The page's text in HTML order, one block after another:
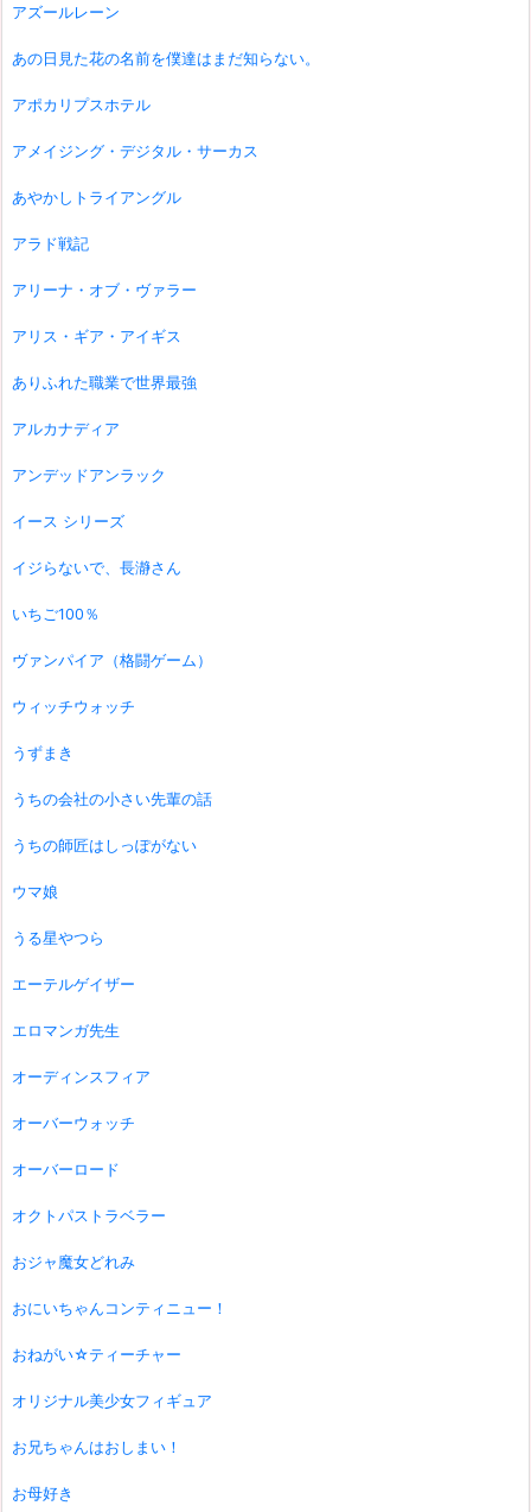
アズールレーン
あの日見た花の名前を僕達はまだ知らない。
アポカリプスホテル
アメイジング・デジタル・サーカス
あやかしトライアングル
アラド戦記
アリーナ・オブ・ヴァラー
アリス・ギア・アイギス
ありふれた職業で世界最強
アルカナディア
アンデッドアンラック
イース シリーズ
イジらないで、長瀞さん
いちご100％
ヴァンパイア（格闘ゲーム）
ウィッチウォッチ
うずまき
うちの会社の小さい先輩の話
うちの師匠はしっぽがない
ウマ娘
うる星やつら
エーテルゲイザー
エロマンガ先生
オーディンスフィア
オーバーウォッチ
オーバーロード
オクトパストラベラー
おジャ魔女どれみ
おにいちゃんコンティニュー！
おねがい☆ティーチャー
オリジナル美少女フィギュア
お兄ちゃんはおしまい！
お母好き